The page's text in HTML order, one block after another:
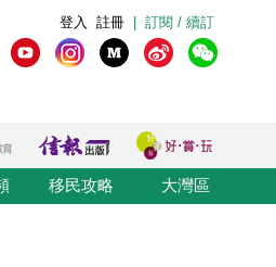
訂閱 / 續訂
註冊
登入
移民攻略 大灣區